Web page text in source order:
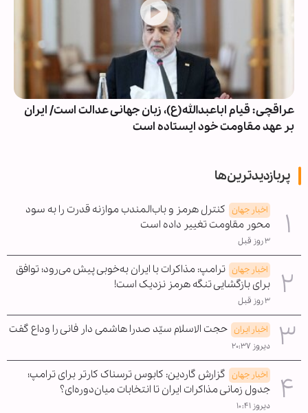
عراقچی: قیام اباعبدالله(ع)، زبان جهانی عدالت است/ ایران
بر عهد مقاومت خود ایستاده است
پربازدیدترین‌ها
اخبار جهان کنترل هرمز و باب‌المندب موازنه قدرت را به سود
محور مقاومت تغییر داده است
۳ روز قبل
اخبار جهان ترامپ: مذاکرات با ایران به‌خوبی پیش می‌رود؛ توافق
برای بازگشایی تنگه هرمز نزدیک است!
۳ روز قبل
اخبار ایران حجت الاسلام سیّد صدرا هاشمی دار فانی را وداع گفت
دیروز ۲۰:۳۷
اخبار جهان گزارش گاردین: کابوس ترسناک کارتر برای ترامپ؛
جدول زمانی مذاکرات ایران تا انتخابات میان‌دوره‌ای؟
دیروز ۱۰:۴۱